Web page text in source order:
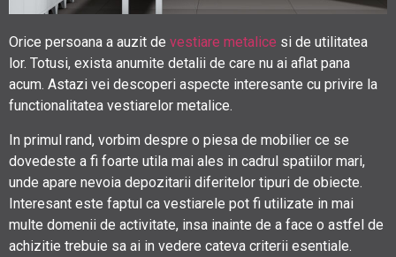
Orice persoana a auzit de vestiare metalice si de utilitatea
lor. Totusi, exista anumite detalii de care nu ai aflat pana
acum. Astazi vei descoperi aspecte interesante cu privire la
functionalitatea vestiarelor metalice.
In primul rand, vorbim despre o piesa de mobilier ce se
dovedeste a fi foarte utila mai ales in cadrul spatiilor mari,
unde apare nevoia depozitarii diferitelor tipuri de obiecte.
Interesant este faptul ca vestiarele pot fi utilizate in mai
multe domenii de activitate, insa inainte de a face o astfel de
achizitie trebuie sa ai in vedere cateva criterii esentiale.